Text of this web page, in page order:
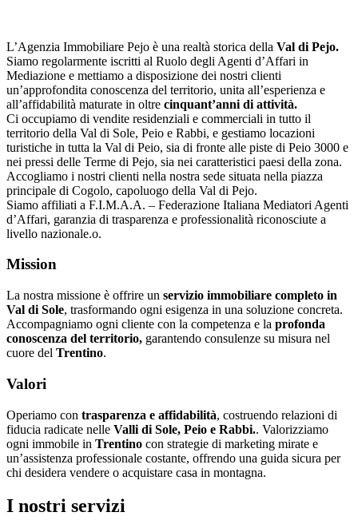
L’Agenzia Immobiliare Pejo è una realtà storica della Val di Pejo.
Siamo regolarmente iscritti al Ruolo degli Agenti d’Affari in
Mediazione e mettiamo a disposizione dei nostri clienti
un’approfondita conoscenza del territorio, unita all’esperienza e
all’affidabilità maturate in oltre cinquant’anni di attività.
Ci occupiamo di vendite residenziali e commerciali in tutto il
territorio della Val di Sole, Peio e Rabbi, e gestiamo locazioni
turistiche in tutta la Val di Peio, sia di fronte alle piste di Peio 3000 e
nei pressi delle Terme di Pejo, sia nei caratteristici paesi della zona.
Accogliamo i nostri clienti nella nostra sede situata nella piazza
principale di Cogolo, capoluogo della Val di Pejo.
Siamo affiliati a F.I.M.A.A. – Federazione Italiana Mediatori Agenti
d’Affari, garanzia di trasparenza e professionalità riconosciute a
livello nazionale.o.
Mission
La nostra missione è offrire un servizio immobiliare completo in
Val di Sole, trasformando ogni esigenza in una soluzione concreta.
Accompagniamo ogni cliente con la competenza e la profonda
conoscenza del territorio, garantendo consulenze su misura nel
cuore del Trentino.
Valori
Operiamo con trasparenza e affidabilità, costruendo relazioni di
fiducia radicate nelle Valli di Sole, Peio e Rabbi.. Valorizziamo
ogni immobile in Trentino con strategie di marketing mirate e
un’assistenza professionale costante, offrendo una guida sicura per
chi desidera vendere o acquistare casa in montagna.
I nostri servizi